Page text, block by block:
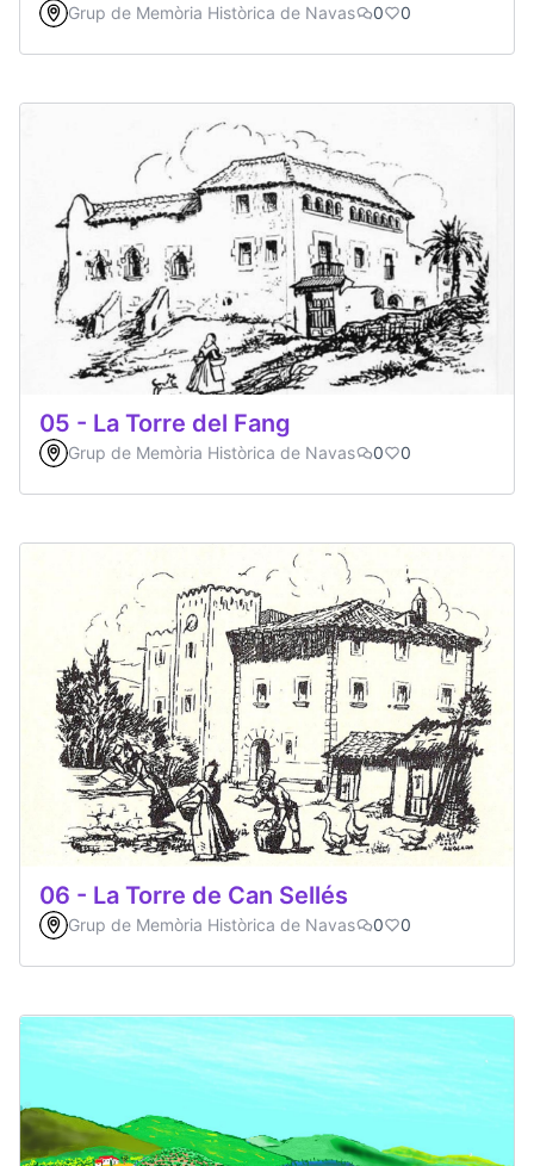
Grup de Memòria Històrica de Navas 0 0
05 - La Torre del Fang
Grup de Memòria Històrica de Navas 0 0
06 - La Torre de Can Sellés
Grup de Memòria Històrica de Navas 0 0